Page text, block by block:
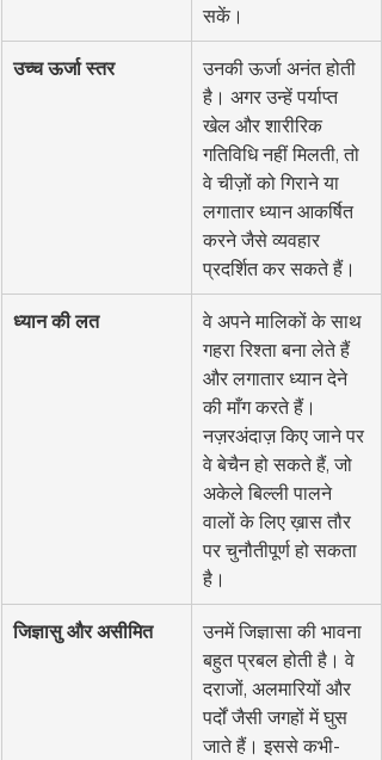
सकें।
उच्च ऊर्जा स्तर
उनकी ऊर्जा अनंत होती
है। अगर उन्हें पर्याप्त
खेल और शारीरिक
गतिविधि नहीं मिलती, तो
वे चीज़ों को गिराने या
लगातार ध्यान आकर्षित
करने जैसे व्यवहार
प्रदर्शित कर सकते हैं।
ध्यान की लत
वे अपने मालिकों के साथ
गहरा रिश्ता बना लेते हैं
और लगातार ध्यान देने
की माँग करते हैं।
नज़रअंदाज़ किए जाने पर
वे बेचैन हो सकते हैं, जो
अकेले बिल्ली पालने
वालों के लिए ख़ास तौर
पर चुनौतीपूर्ण हो सकता
है।
जिज्ञासु और असीमित
उनमें जिज्ञासा की भावना
बहुत प्रबल होती है। वे
दराजों, अलमारियों और
पर्दों जैसी जगहों में घुस
जाते हैं। इससे कभी-